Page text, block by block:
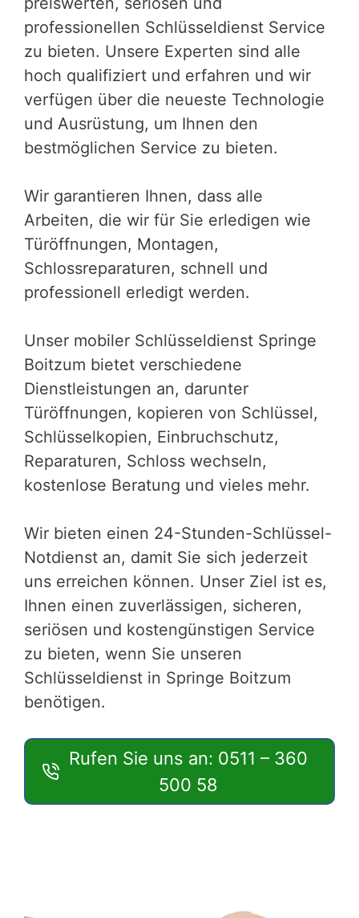
professionellen Schlüsseldienst Service
zu bieten. Unsere Experten sind alle
hoch qualifiziert und erfahren und wir
verfügen über die neueste Technologie
und Ausrüstung, um Ihnen den
bestmöglichen Service zu bieten.
Wir garantieren Ihnen, dass alle
Arbeiten, die wir für Sie erledigen wie
Türöffnungen, Montagen,
Schlossreparaturen, schnell und
professionell erledigt werden.
Unser mobiler Schlüsseldienst Springe
Boitzum bietet verschiedene
Dienstleistungen an, darunter
Türöffnungen, kopieren von Schlüssel,
Schlüsselkopien, Einbruchschutz,
Reparaturen, Schloss wechseln,
kostenlose Beratung und vieles mehr.
Wir bieten einen 24-Stunden-Schlüssel-
Notdienst an, damit Sie sich jederzeit
uns erreichen können. Unser Ziel ist es,
Ihnen einen zuverlässigen, sicheren,
seriösen und kostengünstigen Service
zu bieten, wenn Sie unseren
Schlüsseldienst in Springe Boitzum
benötigen.
Rufen Sie uns an: 0511 – 360
500 58